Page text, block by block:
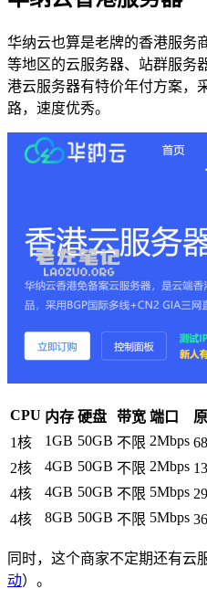
华纳云也算是老牌的香港服务
等地区的云服务器、站群服务
港云服务器有特价年付方案，
路，速度优秀。
CPU 内存 硬盘 带宽 端口
1核
1GB 50GB 不限 2Mbps
2核
4GB 50GB 不限 2Mbps
4核
4GB 50GB 不限 5Mbps
4核
8GB 50GB 不限 5Mbps
同时，这个商家不定期还有云
动）。